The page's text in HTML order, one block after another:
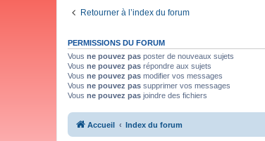
Retourner à l’index du forum
PERMISSIONS DU FORUM
Vous ne pouvez pas poster de nouveaux sujets
Vous ne pouvez pas répondre aux sujets
Vous ne pouvez pas modifier vos messages
Vous ne pouvez pas supprimer vos messages
Vous ne pouvez pas joindre des fichiers
Accueil Index du forum